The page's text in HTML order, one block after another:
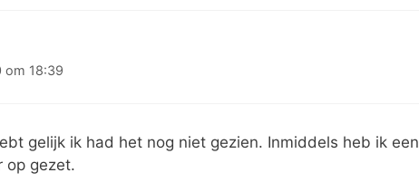
om 18:39
gelijk ik had het nog niet gezien. Inmiddels heb ik een
op gezet.